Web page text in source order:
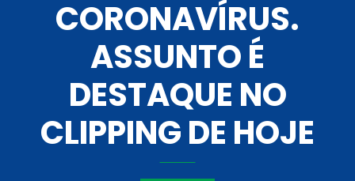
CORONAVÍRUS.
ASSUNTO É
DESTAQUE NO
CLIPPING DE HOJE